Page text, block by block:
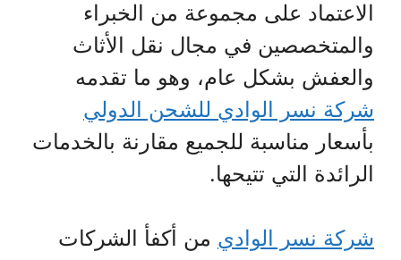
الاعتماد على مجموعة من الخبراء
والمتخصصين في مجال نقل الأثاث
والعفش بشكل عام، وهو ما تقدمه
شركة نسر الوادي للشحن الدولي
بأسعار مناسبة للجميع مقارنة بالخدمات
الرائدة التي تتيحها.
شركة نسر الوادي من أكفأ الشركات